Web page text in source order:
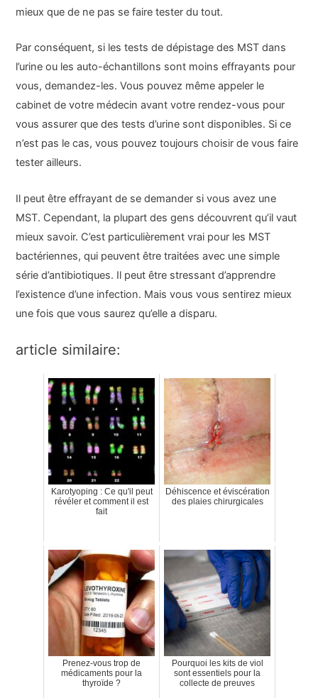
mieux que de ne pas se faire tester du tout.
Par conséquent, si les tests de dépistage des MST dans
l’urine ou les auto-échantillons sont moins effrayants pour
vous, demandez-les. Vous pouvez même appeler le
cabinet de votre médecin avant votre rendez-vous pour
vous assurer que des tests d’urine sont disponibles. Si ce
n’est pas le cas, vous pouvez toujours choisir de vous faire
tester ailleurs.
Il peut être effrayant de se demander si vous avez une
MST. Cependant, la plupart des gens découvrent qu’il vaut
mieux savoir. C’est particulièrement vrai pour les MST
bactériennes, qui peuvent être traitées avec une simple
série d’antibiotiques. Il peut être stressant d’apprendre
l’existence d’une infection. Mais vous vous sentirez mieux
une fois que vous saurez qu’elle a disparu.
article similaire:
Karotyoping : Ce qu'il peut
révéler et comment il est
fait
Déhiscence et éviscération
des plaies chirurgicales
Prenez-vous trop de
médicaments pour la
thyroïde ?
Pourquoi les kits de viol
sont essentiels pour la
collecte de preuves